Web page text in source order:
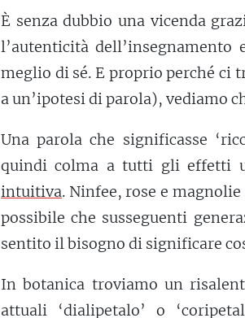
È senza dubbio una vicenda
l’autenticità dell’insegnamento
meglio di sé. E proprio perché ci
a un’ipotesi di parola), vediamo
Una parola che significasse
quindi colma a tutti gli effetti
intuitiva. Ninfee, rose e
possibile che susseguenti
sentito il bisogno di significare
In botanica troviamo un
attuali ‘dialipetalo’ o